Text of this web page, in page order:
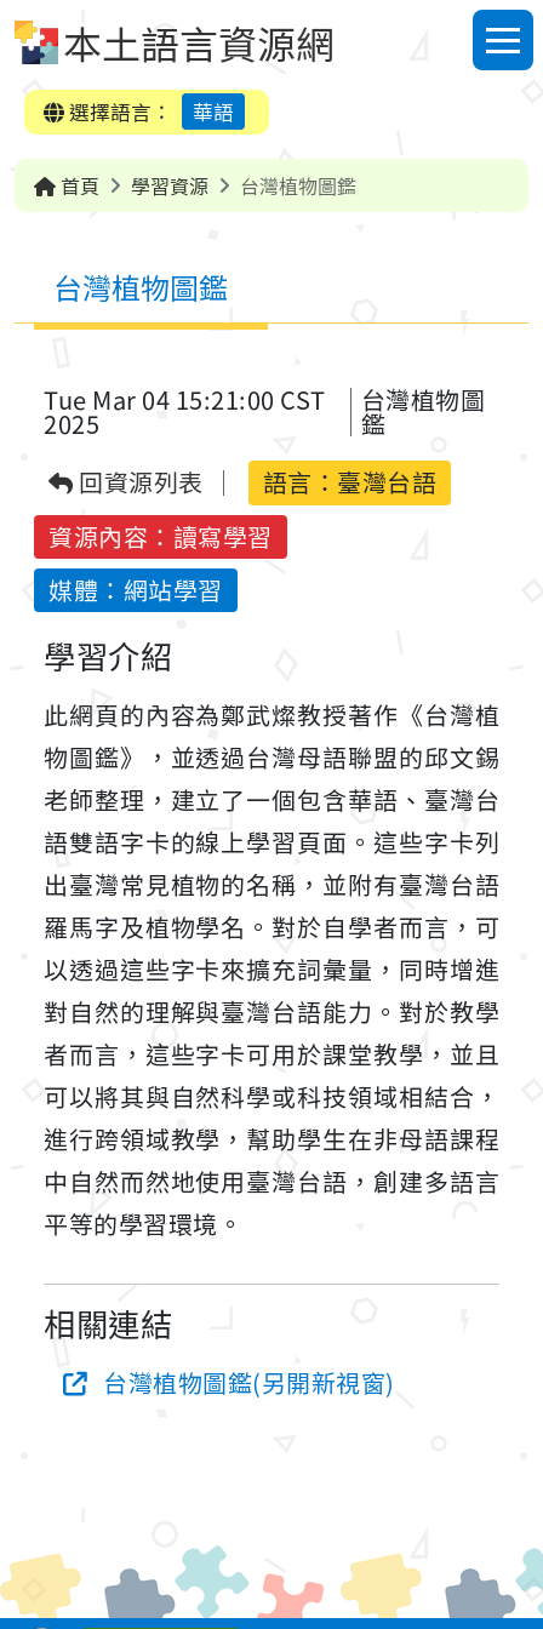
本土語言資源網
選單
選擇語言：
華語
首頁 學習資源 台灣植物圖鑑
台灣植物圖鑑
Tue Mar 04 15:21:00 CST
2025
台灣植物圖
鑑
回資源列表
語言： 臺灣台語
資源內容：讀寫學習
媒體：網站學習
學習介紹
此網頁的內容為鄭武燦教授著作《台灣植
物圖鑑》，並透過台灣母語聯盟的邱文錫
老師整理，建立了一個包含華語、臺灣台
語雙語字卡的線上學習頁面。這些字卡列
出臺灣常見植物的名稱，並附有臺灣台語
羅馬字及植物學名。對於自學者而言，可
以透過這些字卡來擴充詞彙量，同時增進
對自然的理解與臺灣台語能力。對於教學
者而言，這些字卡可用於課堂教學，並且
可以將其與自然科學或科技領域相結合，
進行跨領域教學，幫助學生在非母語課程
中自然而然地使用臺灣台語，創建多語言
平等的學習環境。
相關連結
台灣植物圖鑑(另開新視窗)